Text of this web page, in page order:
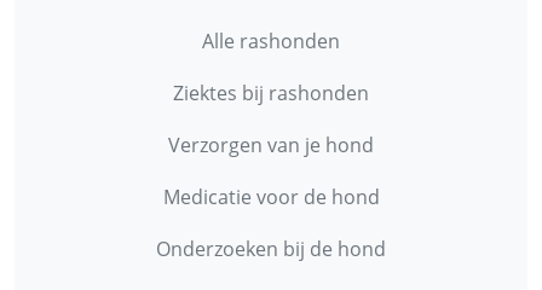
Alle rashonden
Ziektes bij rashonden
Verzorgen van je hond
Medicatie voor de hond
Onderzoeken bij de hond